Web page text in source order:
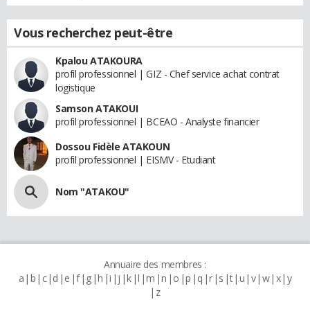
Vous recherchez peut-être
Kpalou ATAKOURA
profil professionnel | GIZ - Chef service achat contrat
logistique
Samson ATAKOUI
profil professionnel | BCEAO - Analyste financier
Dossou Fidèle ATAKOUN
profil professionnel | EISMV - Etudiant
Nom "ATAKOU"
Annuaire des membres :
a b c d e f g h i j k l m n o p q r s t u v w x y
z